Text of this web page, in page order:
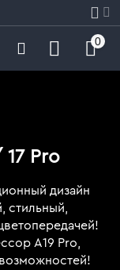
0
Pro
дизайн
стильный,
A19 Pro,